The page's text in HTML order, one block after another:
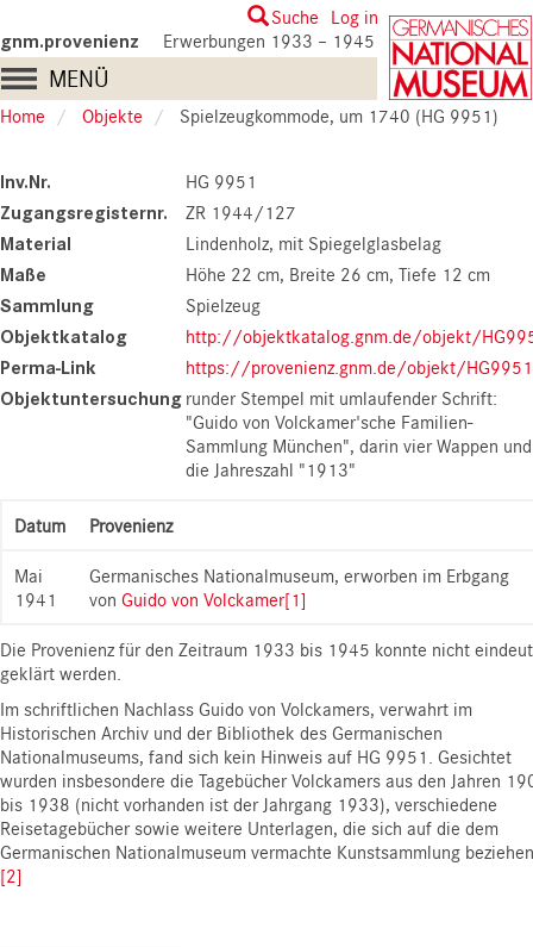
to
main
content
User
account
menu
Suche Log in
gnm.provenienz Erwerbungen 1933 – 1945
Main
navigation
MENÜ
Home Objekte Spielzeugkommode, um 1740 (HG 9951)
Inv.Nr. HG 9951
Zugangsregisternr. ZR 1944/127
Material Lindenholz, mit Spiegelglasbelag
Maße Höhe 22 cm Breite 26 cm Tiefe 12 cm
Sammlung Spielzeug
Objektkatalog http://objektkatalog.gnm.de/objekt/
Perma-Link https://provenienz.gnm.de/objekt/HG9951
Objektuntersuchung runder Stempel mit umlaufender Schrift:
"Guido von Volckamer'sche Familien-
Sammlung München", darin vier Wappen und
die Jahreszahl "1913"
Datum Provenienz
Mai
1941
Germanisches Nationalmuseum, erworben im Erbgang
von Guido von Volckamer[1]
Die Provenienz für den Zeitraum 1933 bis 1945 konnte nicht
geklärt werden.
Im schriftlichen Nachlass Guido von Volckamers, verwahrt im
Historischen Archiv und der Bibliothek des Germanischen
Nationalmuseums, fand sich kein Hinweis auf HG 9951. Gesichtet
wurden insbesondere die Tagebücher Volckamers aus den Jahren
bis 1938 (nicht vorhanden ist der Jahrgang 1933), verschiedene
Reisetagebücher sowie weitere Unterlagen, die sich auf die dem
Germanischen Nationalmuseum vermachte Kunstsammlung
[2]